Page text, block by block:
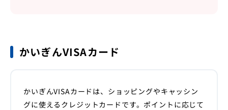
かいぎんVISAカード
かいぎんVISAカードは、ショッピングやキャッシン
グに使えるクレジットカードです。ポイントに応じて